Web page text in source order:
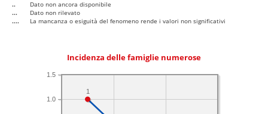
..
Dato non ancora disponibile
...
Dato non rilevato
....
La mancanza o esiguità del fenomeno rende i valori non significativi
Incidenza delle famiglie numerose
1.0
1.5
1